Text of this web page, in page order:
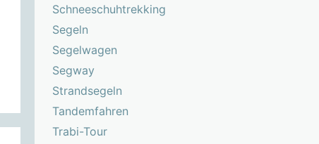
Schneeschuhtrekking
Segeln
Segelwagen
Segway
Strandsegeln
Tandemfahren
Trabi-Tour